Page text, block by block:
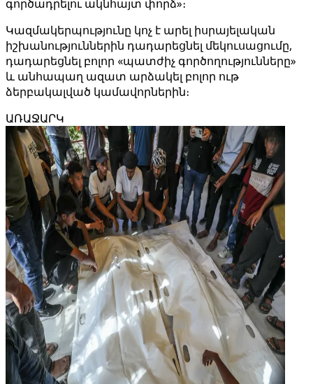
գործադրելու ակնհայտ փորձ»։
Կազմակերպությունը կոչ է արել իսրայելական
իշխանություններին դադարեցնել մեկուսացումը,
դադարեցնել բոլոր «պատժիչ գործողությունները»
և անհապաղ ազատ արձակել բոլոր ութ
ձերբակալված կամավորներին։
ԱՌԱՋԱՐԿ